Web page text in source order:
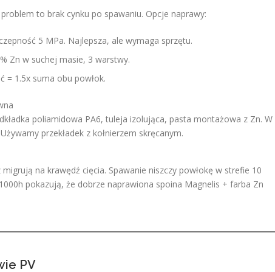
to brak cynku po spawaniu. Opcje naprawy:
5 MPa. Najlepsza, ale wymaga sprzętu.
Zn w suchej masie, 3 warstwy.
= 1.5x suma obu powłok.
poliamidowa PA6, tuleja izolująca, pasta montażowa z Zn. W
przekładek z kołnierzem skręcanym.
na krawędź cięcia. Spawanie niszczy powłokę w strefie 10
pokazują, że dobrze naprawiona spoina Magnelis + farba Zn
PV